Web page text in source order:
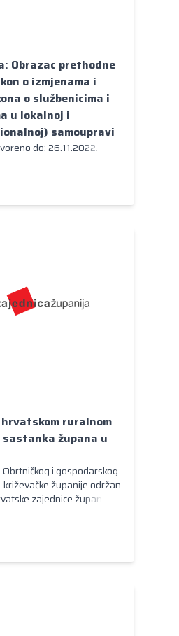
regija
Obrazac prethodne
o izmjenama i
o službenicima i
u lokalnoj i
samoupravi
do: 26.11.2022.
ruralnom
župana u
i gospodarskog
županije održan
zajednice županija,
Vučković.